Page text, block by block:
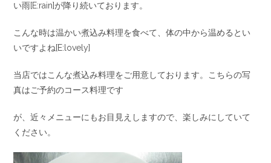
い雨[E:rain]が降り続いております。
こんな時は温かい煮込み料理を食べて、体の中から温めるとい
いですよね[E:lovely]
当店ではこんな煮込み料理をご用意しております。こちらの写
真はご予約のコース料理です
が、近々メニューにもお目見えしますので、楽しみにしていて
ください。